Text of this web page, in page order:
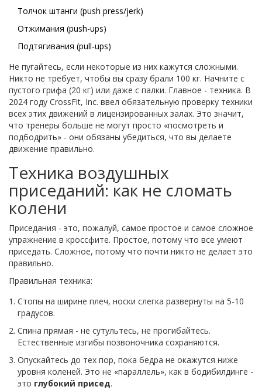
Толчок штанги (push press/jerk)
Отжимания (push-ups)
Подтягивания (pull-ups)
Не пугайтесь, если некоторые из них кажутся сложными.
Никто не требует, чтобы вы сразу брали 100 кг. Начните с
пустого грифа (20 кг) или даже с палки. Главное - техника. В
2024 году CrossFit, Inc. ввел обязательную проверку техники
всех этих движений в лицензированных залах. Это значит,
что тренеры больше не могут просто «посмотреть и
подбодрить» - они обязаны убедиться, что вы делаете
движение правильно.
Техника воздушных
приседаний: как не сломать
колени
Приседания - это, пожалуй, самое простое и самое сложное
упражнение в кроссфите. Простое, потому что все умеют
приседать. Сложное, потому что почти никто не делает это
правильно.
Правильная техника:
Стопы на ширине плеч, носки слегка развернуты на 5-10
градусов.
Спина прямая - не сутультесь, не прогибайтесь.
Естественные изгибы позвоночника сохраняются.
Опускайтесь до тех пор, пока бедра не окажутся ниже
уровня коленей. Это не «параллель», как в бодибилдинге -
это глубокий присед.